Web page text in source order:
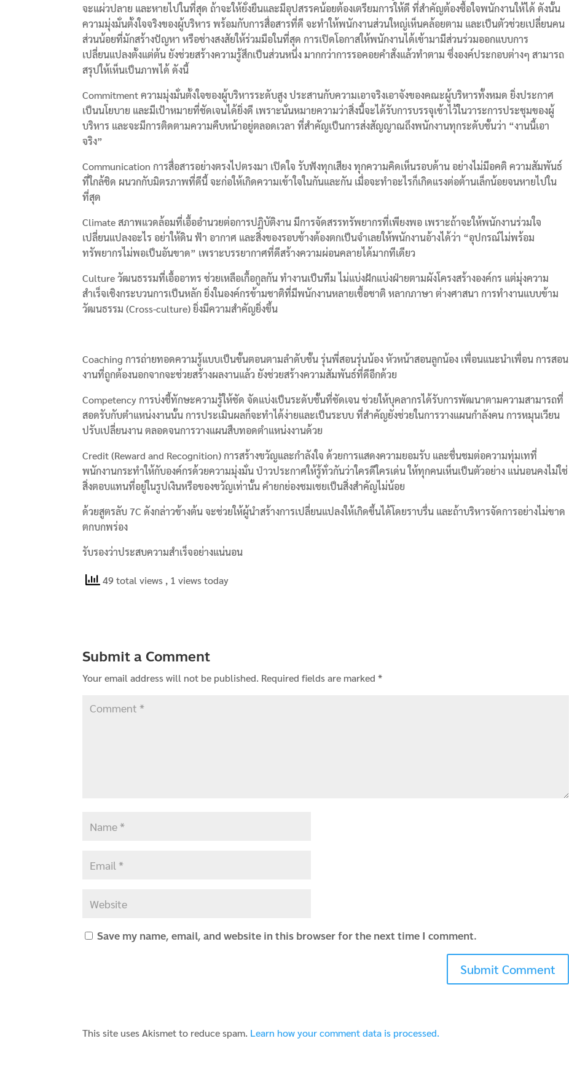
จะแผ่วปลาย และหายไปในที่สุด ถ้าจะให้ยั่งยืนและมีอุปสรรคน้อยต้องเตรียมการให้ดี ที่สำคัญต้องซื้อใจพนักงานให้ได้ ดังนั้น
ความมุ่งมั่นตั้งใจจริงของผู้บริหาร พร้อมกับการสื่อสารที่ดี จะทำให้พนักงานส่วนใหญ่เห็นคล้อยตาม และเป็นตัวช่วยเปลี่ยนคน
ส่วนน้อยที่มักสร้างปัญหา หรือช่างสงสัยให้ร่วมมือในที่สุด การเปิดโอกาสให้พนักงานได้เข้ามามีส่วนร่วมออกแบบการ
เปลี่ยนแปลงตั้งแต่ต้น ยังช่วยสร้างความรู้สึกเป็นส่วนหนึ่ง มากกว่าการรอคอยคำสั่งแล้วทำตาม ซึ่งองค์ประกอบต่างๆ สามารถ
สรุปให้เห็นเป็นภาพได้ ดังนี้
Commitment ความมุ่งมั่นตั้งใจของผู้บริหารระดับสูง ประสานกับความเอาจริงเอาจังของคณะผู้บริหารทั้งหมด ยิ่งประกาศ
เป็นนโยบาย และมีเป้าหมายที่ชัดเจนได้ยิ่งดี เพราะนั่นหมายความว่าสิ่งนี้จะได้รับการบรรจุเข้าไว้ในวาระการประชุมของผู้
บริหาร และจะมีการติดตามความคืบหน้าอยู่ตลอดเวลา ที่สำคัญเป็นการส่งสัญญาณถึงพนักงานทุกระดับชั้นว่า “งานนี้เอา
จริง”
Communication การสื่อสารอย่างตรงไปตรงมา เปิดใจ รับฟังทุกเสียง ทุกความคิดเห็นรอบด้าน อย่างไม่มีอคติ ความสัมพันธ์
ที่ใกล้ชิด ผนวกกับมิตรภาพที่ดีนี้ จะก่อให้เกิดความเข้าใจในกันและกัน เมื่อจะทำอะไรก็เกิดแรงต่อต้านเล็กน้อยจนหายไปใน
ที่สุด
Climate สภาพแวดล้อมที่เอื้ออำนวยต่อการปฏิบัติงาน มีการจัดสรรทรัพยากรที่เพียงพอ เพราะถ้าจะให้พนักงานร่วมใจ
เปลี่ยนแปลงอะไร อย่าให้ดิน ฟ้า อากาศ และสิ่งของรอบข้างต้องตกเป็นจำเลยให้พนักงานอ้างได้ว่า “อุปกรณ์ไม่พร้อม
ทรัพยากรไม่พอเป็นอันขาด” เพราะบรรยากาศที่ดีสร้างความผ่อนคลายได้มากทีเดียว
Culture วัฒนธรรมที่เอื้ออาทร ช่วยเหลือเกื้อกูลกัน ทำงานเป็นทีม ไม่แบ่งฝักแบ่งฝ่ายตามผังโครงสร้างองค์กร แต่มุ่งความ
สำเร็จเชิงกระบวนการเป็นหลัก ยิ่งในองค์กรข้ามชาติที่มีพนักงานหลายเชื้อชาติ หลากภาษา ต่างศาสนา การทำงานแบบข้าม
วัฒนธรรม (Cross-culture) ยิ่งมีความสำคัญยิ่งขึ้น
Coaching การถ่ายทอดความรู้แบบเป็นขั้นตอนตามลำดับชั้น รุ่นพี่สอนรุ่นน้อง หัวหน้าสอนลูกน้อง เพื่อนแนะนำเพื่อน การสอน
งานที่ถูกต้องนอกจากจะช่วยสร้างผลงานแล้ว ยังช่วยสร้างความสัมพันธ์ที่ดีอีกด้วย
Competency การบ่งชี้ทักษะความรู้ให้ชัด จัดแบ่งเป็นระดับชั้นที่ชัดเจน ช่วยให้บุคลากรได้รับการพัฒนาตามความสามารถที่
สอดรับกับตำแหน่งงานนั้น การประเมินผลก็จะทำได้ง่ายและเป็นระบบ ที่สำคัญยังช่วยในการวางแผนกำลังคน การหมุนเวียน
ปรับเปลี่ยนงาน ตลอดจนการวางแผนสืบทอดตำแหน่งงานด้วย
Credit (Reward and Recognition) การสร้างขวัญและกำลังใจ ด้วยการแสดงความยอมรับ และชื่นชมต่อความทุ่มเทที่
พนักงานกระทำให้กับองค์กรด้วยความมุ่งมั่น ป่าวประกาศให้รู้ทั่วกันว่าใครดีใครเด่น ให้ทุกคนเห็นเป็นตัวอย่าง แน่นอนคงไม่ใช่
สิ่งตอบแทนที่อยู่ในรูปเงินหรือของขวัญเท่านั้น คำยกย่องชมเชยเป็นสิ่งสำคัญไม่น้อย
ด้วยสูตรลับ 7C ดังกล่าวข้างต้น จะช่วยให้ผู้นำสร้างการเปลี่ยนแปลงให้เกิดขึ้นได้โดยราบรื่น และถ้าบริหารจัดการอย่างไม่ขาด
ตกบกพร่อง
รับรองว่าประสบความสำเร็จอย่างแน่นอน
49 total views , 1 views today
Submit a Comment
Your email address will not be published. Required fields are marked*
Save my name, email, and website in this browser for the next time I comment.
This site uses Akismet to reduce spam. Learn how your comment data is processed.